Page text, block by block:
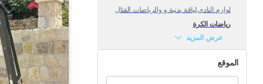
لوازم النادي,لياقة بدنية و والرياضات القتال
رياضات الكرة
عرض المزيد
الموقع